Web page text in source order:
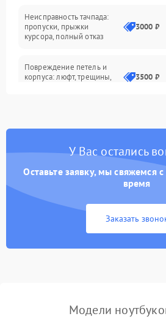
Сеть и интернет
Неисправность тачпада:
пропуски, прыжки
курсора, полный отказ
3000 ₽
Повреждение петель и
корпуса: люфт, трещины,
3500 ₽
быстрая разрядка,
Неисправность зарядного
питания
2000 ₽
неисправности кулера
пропадание диска
У Вас остались
Оставьте заявку, мы свяжемся
время
Заказать
Модели